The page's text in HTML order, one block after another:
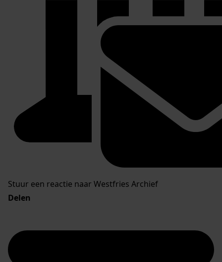
Stuur een reactie naar Westfries Archief
Delen